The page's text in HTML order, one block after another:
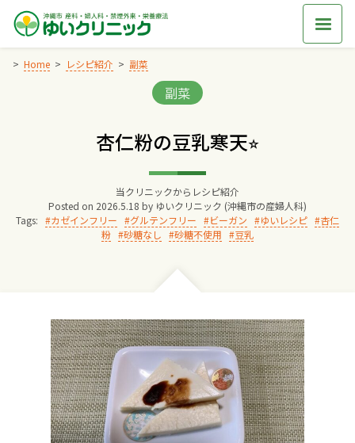
Skip
content
Home レシピ紹介 副菜
Categories:
副菜
杏仁粉の豆乳寒天⭐︎
当クリニックからレシピ紹介
Posted on 2026.5.18 by ゆいクリニック (沖縄市の産婦人科)
Tags:
カゼインフリー グルテンフリー ビーガン ゆいレシピ
杏仁
粉
砂糖なし 砂糖不使用 豆乳
院長からのごあいさつ
妊婦健診
お産について
親と子の結びつき支援